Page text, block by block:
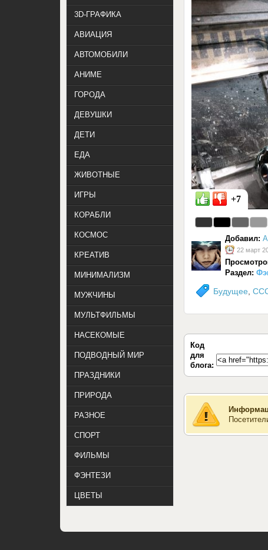
Будущее
Добавил:
22 март
+7
Раздел:
Код
для
блога:
3D-ГРАФИКА
АВИАЦИЯ
АВТОМОБИЛИ
АНИМЕ
ГОРОДА
ДЕВУШКИ
ДЕТИ
ЕДА
ЖИВОТНЫЕ
ИГРЫ
КОРАБЛИ
КОСМОС
КРЕАТИВ
МИНИМАЛИЗМ
МУЖЧИНЫ
МУЛЬТФИЛЬМЫ
НАСЕКОМЫЕ
ПОДВОДНЫЙ МИР
ПРАЗДНИКИ
ПРИРОДА
РАЗНОЕ
СПОРТ
ФИЛЬМЫ
ФЭНТЕЗИ
ЦВЕТЫ